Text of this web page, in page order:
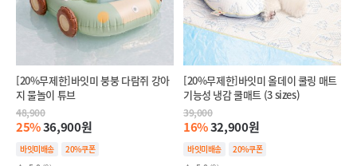
[20%무제한]바잇미 붕붕 다람쥐 강아
지 물놀이 튜브
48,900
25%36,900원
바잇미배송
20%쿠폰
[20%무제한]바잇미 올데이 쿨링 매트
기능성 냉감 쿨매트 (3 sizes)
39,000
16%32,900원
바잇미배송
20%쿠폰